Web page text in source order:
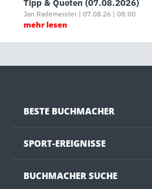
Tipp & Quoten (07.08.2026)
Jan Rademeister | 07.08.26 | 08:00
mehr lesen
BESTE BUCHMACHER
SPORT-EREIGNISSE
BUCHMACHER SUCHE